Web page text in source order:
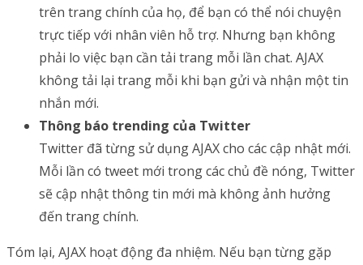
trên trang chính của họ, để bạn có thể nói chuyện
trực tiếp với nhân viên hỗ trợ. Nhưng bạn không
phải lo việc bạn cần tải trang mỗi lần chat. AJAX
không tải lại trang mỗi khi bạn gửi và nhận một tin
nhắn mới.
Thông báo trending của Twitter
Twitter đã từng sử dụng AJAX cho các cập nhật mới.
Mỗi lần có tweet mới trong các chủ đề nóng, Twitter
sẽ cập nhật thông tin mới mà không ảnh hưởng
đến trang chính.
Tóm lại, AJAX hoạt động đa nhiệm. Nếu bạn từng gặp